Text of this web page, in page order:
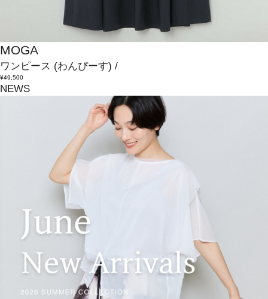
MOGA
ワンピース (わんぴーす) /
¥49,500
NEWS